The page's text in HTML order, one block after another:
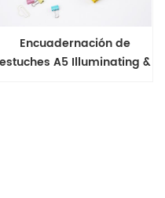
Encuadernación de
estuches A5 Illuminating &